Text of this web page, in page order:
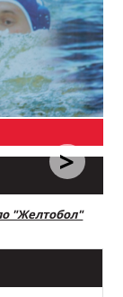
>
"Желтобол"